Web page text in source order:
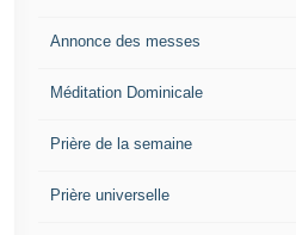
Annonce des messes
Méditation Dominicale
Prière de la semaine
Prière universelle